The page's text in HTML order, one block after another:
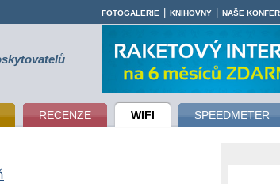
RECENZE WIFI SPEEDMETER
FOTOGALERIE KNIHOVNY NAŠE